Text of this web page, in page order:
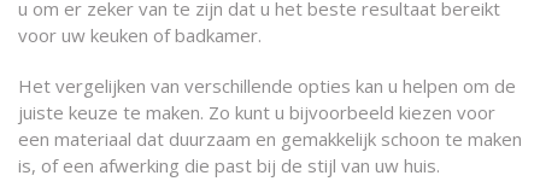
u om er zeker van te zijn dat u het beste resultaat bereikt
voor uw keuken of badkamer.
Het vergelijken van verschillende opties kan u helpen om de
juiste keuze te maken. Zo kunt u bijvoorbeeld kiezen voor
een materiaal dat duurzaam en gemakkelijk schoon te maken
is, of een afwerking die past bij de stijl van uw huis.